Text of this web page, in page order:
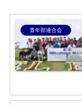
青年部連合会